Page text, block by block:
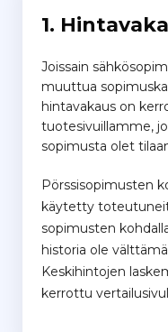
1.
Joissain
muuttua
hintavakaus on
tuotesivuillamme,
sopimusta olet
Pörssisopimusten
käytetty
sopimusten
historia ole
Keskihintojen
kerrottu